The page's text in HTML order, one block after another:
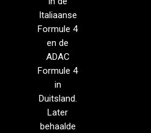
Italiaanse
Formule 4
en de
ADAC
Formule 4
in
Duitsland.
Later
behaalde